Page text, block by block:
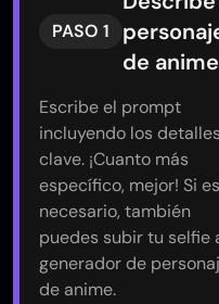
PASO 1
de anime
Escribe el prompt
incluyendo los
clave. ¡Cuanto más
específico, mejor! Si es
necesario, también
puedes subir tu selfie
generador de
de anime.